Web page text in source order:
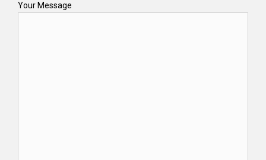
Your Message